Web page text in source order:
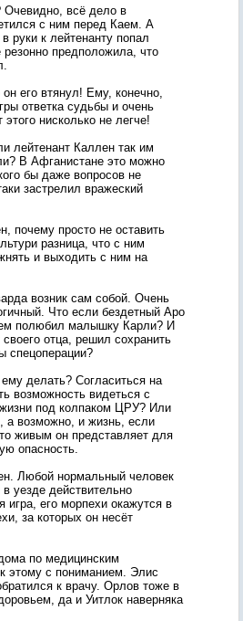
Очевидно, всё дело в
с ним перед Каем. А
руки к лейтенанту попал
резонно предположила, что
его втянул! Ему, конечно,
ответка судьбы и очень
нисколько не легче!
лейтенант Каллен так им
В Афганистане это можно
бы даже вопросов не
застрелил вражеский
почему просто не оставить
разница, что с ним
и выходить с ним на
возник сам собой. Очень
Что если бездетный Аро
полюбил малышку Карли? И
отца, решил сохранить
спецоперации?
делать? Согласиться на
возможность видеться с
под колпаком ЦРУ? Или
а возможно, и жизнь, если
живым он представляет для
опасность.
Любой нормальный человек
уезде действительно
игра, его морпехи окажутся в
за которых он несёт
по медицинским
этому с пониманием. Элис
к врачу. Орлов тоже в
да и Уитлок наверняка